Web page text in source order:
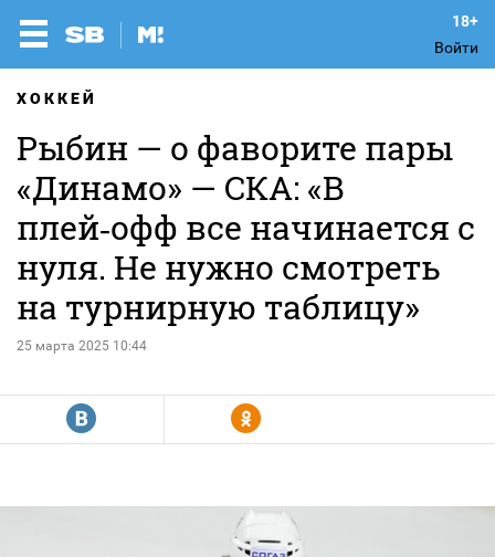
Войти
ХОККЕЙ
Рыбин — о фаворите пары
«Динамо» — СКА: «В
плей‑офф все начинается с
нуля. Не нужно смотреть
на турнирную таблицу»
25 марта 2025 10:44
R Y